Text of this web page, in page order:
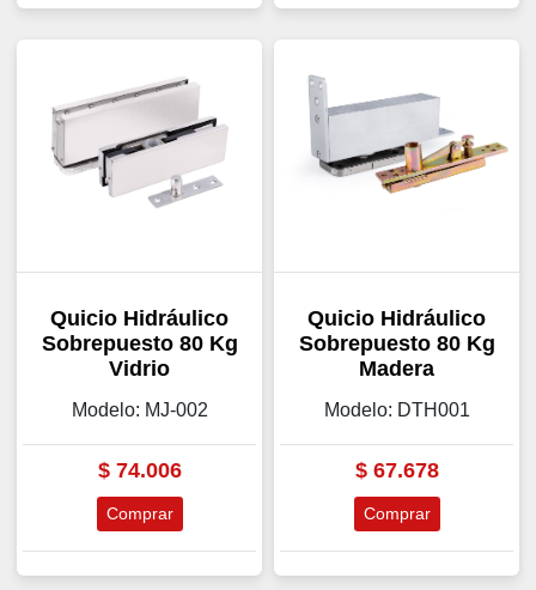
Quicio Hidráulico
Sobrepuesto 80 Kg
Vidrio
Modelo: MJ-002
$74.006
Comprar
Quicio Hidráulico
Sobrepuesto 80 Kg
Madera
Modelo: DTH001
$67.678
Comprar